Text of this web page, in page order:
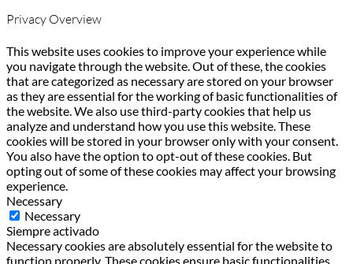
Privacy Overview
This website uses cookies to improve your experience while
you navigate through the website. Out of these, the cookies
that are categorized as necessary are stored on your browser
as they are essential for the working of basic functionalities of
the website. We also use third-party cookies that help us
analyze and understand how you use this website. These
cookies will be stored in your browser only with your consent.
You also have the option to opt-out of these cookies. But
opting out of some of these cookies may affect your browsing
experience.
Necessary
Necessary
Siempre activado
Necessary cookies are absolutely essential for the website to
function properly. These cookies ensure basic functionalities